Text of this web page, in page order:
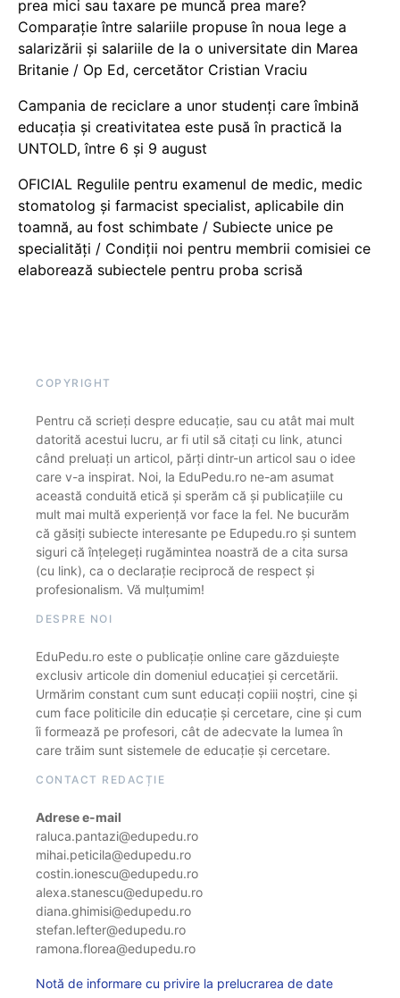
prea mici sau taxare pe muncă prea mare?
Comparație între salariile propuse în noua lege a
salarizării și salariile de la o universitate din Marea
Britanie / Op Ed, cercetător Cristian Vraciu
Campania de reciclare a unor studenți care îmbină
educația și creativitatea este pusă în practică la
UNTOLD, între 6 și 9 august
OFICIAL Regulile pentru examenul de medic, medic
stomatolog și farmacist specialist, aplicabile din
toamnă, au fost schimbate / Subiecte unice pe
specialități / Condiții noi pentru membrii comisiei ce
elaborează subiectele pentru proba scrisă
COPYRIGHT
Pentru că scrieți despre educație, sau cu atât mai mult
datorită acestui lucru, ar fi util să citați cu link, atunci
când preluați un articol, părți dintr-un articol sau o idee
care v-a inspirat. Noi, la EduPedu.ro ne-am asumat
această conduită etică și sperăm că și publicațiile cu
mult mai multă experiență vor face la fel. Ne bucurăm
că găsiți subiecte interesante pe Edupedu.ro și suntem
siguri că înțelegeți rugămintea noastră de a cita sursa
(cu link), ca o declarație reciprocă de respect și
profesionalism. Vă mulțumim!
DESPRE NOI
EduPedu.ro este o publicație online care găzduiește
exclusiv articole din domeniul educației și cercetării.
Urmărim constant cum sunt educați copiii noștri, cine și
cum face politicile din educație și cercetare, cine și cum
îi formează pe profesori, cât de adecvate la lumea în
care trăim sunt sistemele de educație și cercetare.
CONTACT REDACȚIE
Adrese e-mail
raluca.pantazi@edupedu.ro
mihai.peticila@edupedu.ro
costin.ionescu@edupedu.ro
alexa.stanescu@edupedu.ro
diana.ghimisi@edupedu.ro
stefan.lefter@edupedu.ro
ramona.florea@edupedu.ro
Notă de informare cu privire la prelucrarea de date